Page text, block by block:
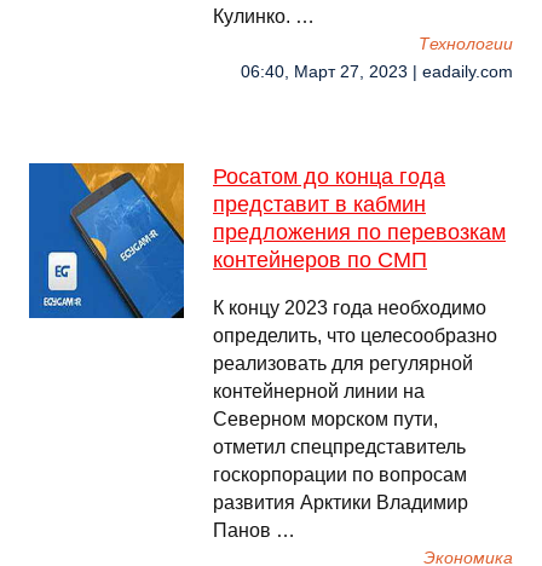
Кулинко. …
Технологии
06:40, Март 27, 2023 | eadaily.com
Росатом до конца года
представит в кабмин
предложения по перевозкам
контейнеров по СМП
К концу 2023 года необходимо
определить, что целесообразно
реализовать для регулярной
контейнерной линии на
Северном морском пути,
отметил спецпредставитель
госкорпорации по вопросам
развития Арктики Владимир
Панов …
Экономика